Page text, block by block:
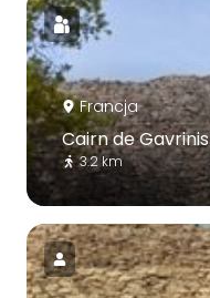
Francja
Cairn de Gavrinis
3.2 km